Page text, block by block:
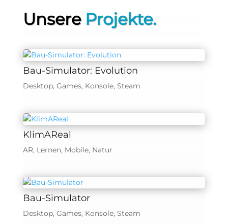
Unsere Projekte.
Bau-Simulator: Evolution
Desktop, Games, Konsole, Steam
KlimAReal
AR, Lernen, Mobile, Natur
Bau-Simulator
Desktop, Games, Konsole, Steam